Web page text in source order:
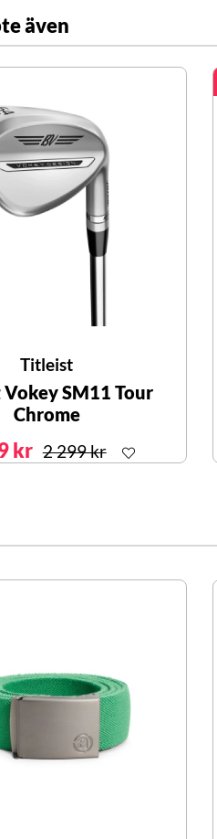
även
Titleist
SM11 Tour
Chrome
kr 2 299 kr